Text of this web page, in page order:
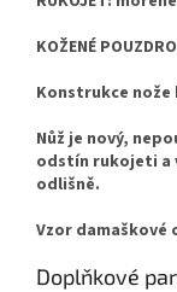
KOŽENÉ POUZDRO
Konstrukce
Nůž je nový,
odstín rukojeti a
odlišně.
Vzor damaškové
Doplňkové